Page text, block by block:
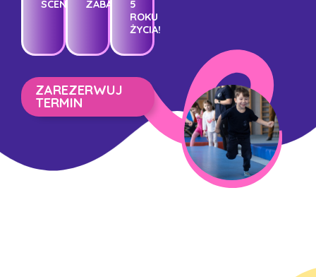
SCENARIUSZE!
ZABAWY
5
ROKU
ŻYCIA!
ZAREZERWUJ
TERMIN